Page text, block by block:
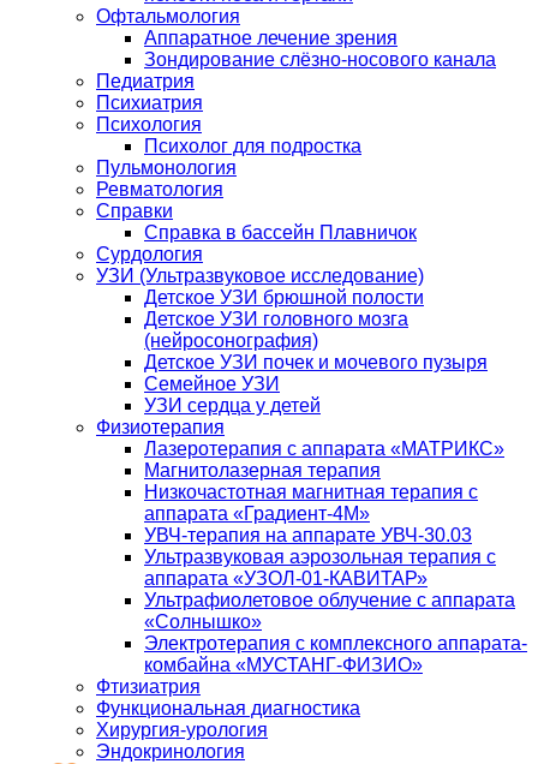
Офтальмология
Аппаратное лечение зрения
Зондирование слёзно-носового канала
Педиатрия
Психиатрия
Психология
Психолог для подростка
Пульмонология
Ревматология
Справки
Справка в бассейн Плавничок
Сурдология
УЗИ (Ультразвуковое исследование)
Детское УЗИ брюшной полости
Детское УЗИ головного мозга
(нейросонография)
Детское УЗИ почек и мочевого пузыря
Семейное УЗИ
УЗИ сердца у детей
Физиотерапия
Лазеротерапия с аппарата «МАТРИКС»
Магнитолазерная терапия
Низкочастотная магнитная терапия с
аппарата «Градиент-4М»
УВЧ-терапия на аппарате УВЧ-30.03
Ультразвуковая аэрозольная терапия с
аппарата «УЗОЛ-01-КАВИТАР»
Ультрафиолетовое облучение с аппарата
«Солнышко»
Электротерапия с комплексного аппарата-
комбайна «МУСТАНГ-ФИЗИО»
Фтизиатрия
Функциональная диагностика
Хирургия-урология
Эндокринология